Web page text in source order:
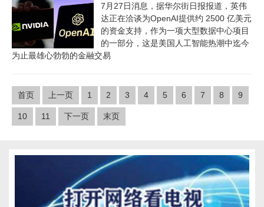
7月27日消息，据华尔街日报报道，英伟
达正在洽谈为OpenAI提供约 2500 亿美元
的资金支持，作为一项大型数据中心项目
的一部分，这是美国人工智能热潮中迄今
为止最雄心勃勃的金融交易
首页 上一页 1 2 3 4 5 6 7 8 9
10 11 下一页 末页